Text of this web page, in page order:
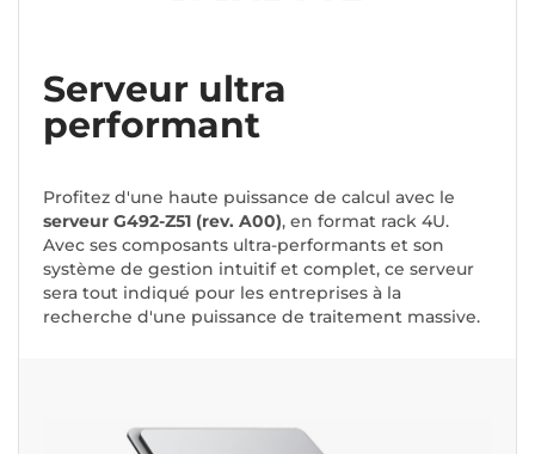
Serveur ultra
performant
Profitez d'une haute puissance de calcul avec le
serveur G492-Z51 (rev. A00), en format rack 4U.
Avec ses composants ultra-performants et son
système de gestion intuitif et complet, ce serveur
sera tout indiqué pour les entreprises à la
recherche d'une puissance de traitement massive.